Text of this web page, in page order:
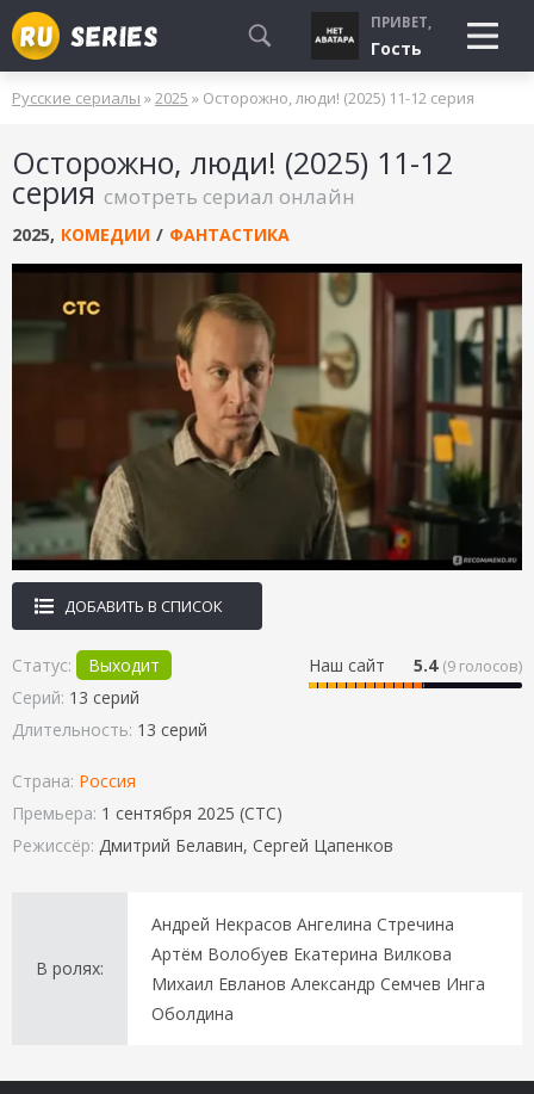
СМОТРЮ
БУДУ СМОТРЕТЬ
УЖЕ СМОТРЕЛ
ПРИВЕТ,
Гость
Русские сериалы »2025 » Осторожно, люди! (2025) 11-12 серия
Осторожно, люди! (2025) 11-12
серия смотреть сериал онлайн
2025, КОМЕДИИ / ФАНТАСТИКА
ДОБАВИТЬ В СПИСОК
Наш сайт 5.4 (9 голосов)
Статус:
Выходит
Серий: 13 серий
Длительность: 13 серий
Страна: Россия
Премьера: 1 сентября 2025 (СТС)
Режиссёр: Дмитрий Белавин, Сергей Цапенков
В ролях:
Андрей Некрасов Ангелина Стречина
Артём Волобуев Екатерина Вилкова
Михаил Евланов Александр Семчев Инга
Оболдина